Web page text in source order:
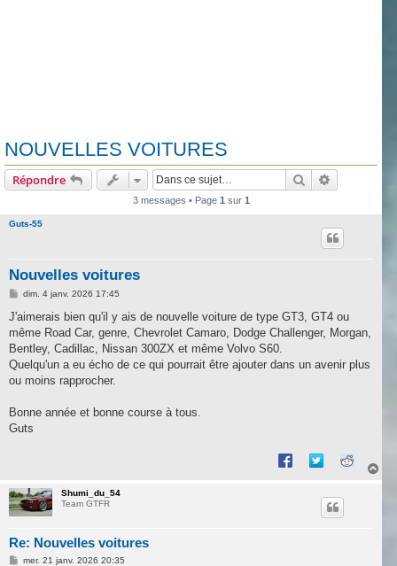
NOUVELLES VOITURES
Répondre Rechercher
3 messages • Page 1 sur 1
Guts-55
Nouvelles voitures
M
s
a
g
dim. 4 janv. 2026 17:45
J'aimerais bien qu'il y ais de nouvelle voiture de type GT3, GT4 ou
même Road Car, genre, Chevrolet Camaro, Dodge Challenger, Morgan,
Bentley, Cadillac, Nissan 300ZX et même Volvo S60.
Quelqu'un a eu écho de ce qui pourrait être ajouter dans un avenir plus
ou moins rapprocher.
Bonne année et bonne course à tous.
Guts
Shumi_du_54
Team GTFR
Re: Nouvelles voitures
Mmer. 21 janv. 2026 20:35